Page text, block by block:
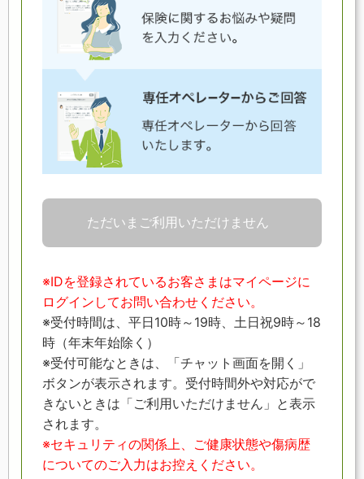
ただいまご利用いただけません
※IDを登録されているお客さまはマイページに
ログインしてお問い合わせください。
※受付時間は、平日10時～19時、土日祝9時～18
時（年末年始除く）
※受付可能なときは、「チャット画面を開く」
ボタンが表示されます。受付時間外や対応がで
きないときは「ご利用いただけません」と表示
されます。
※セキュリティの関係上、ご健康状態や傷病歴
についてのご入力はお控えください。